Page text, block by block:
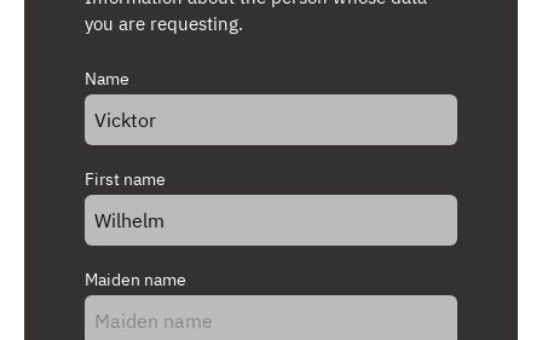
you are requesting.
Name
First name
Maiden name